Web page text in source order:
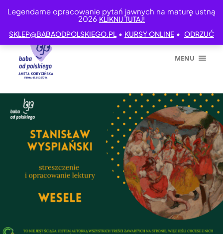
Legendarne opracowanie pytań jawnych na maturę ustną
2026 KLIKNIJ TUTAJ!
SKLEP@BABAODPOLSKIEGO.PL • KURSY ONLINE • ODRZUĆ
MENU